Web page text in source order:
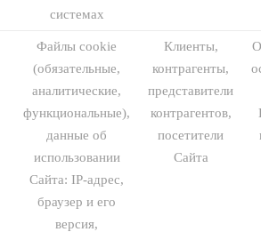
системах
Файлы cookie
(обязательные,
аналитические,
функциональные),
данные об
использовании
Сайта: IP-адрес,
браузер и его
версия,
Клиенты,
контрагенты,
представители
контрагентов,
посетители
Сайта